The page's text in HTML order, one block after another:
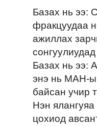
Базах нь ээ:
фракцуудаа
ажиллах
Базах нь ээ:
энэ нь МАН-
байсан учир
Нэн
цохиод